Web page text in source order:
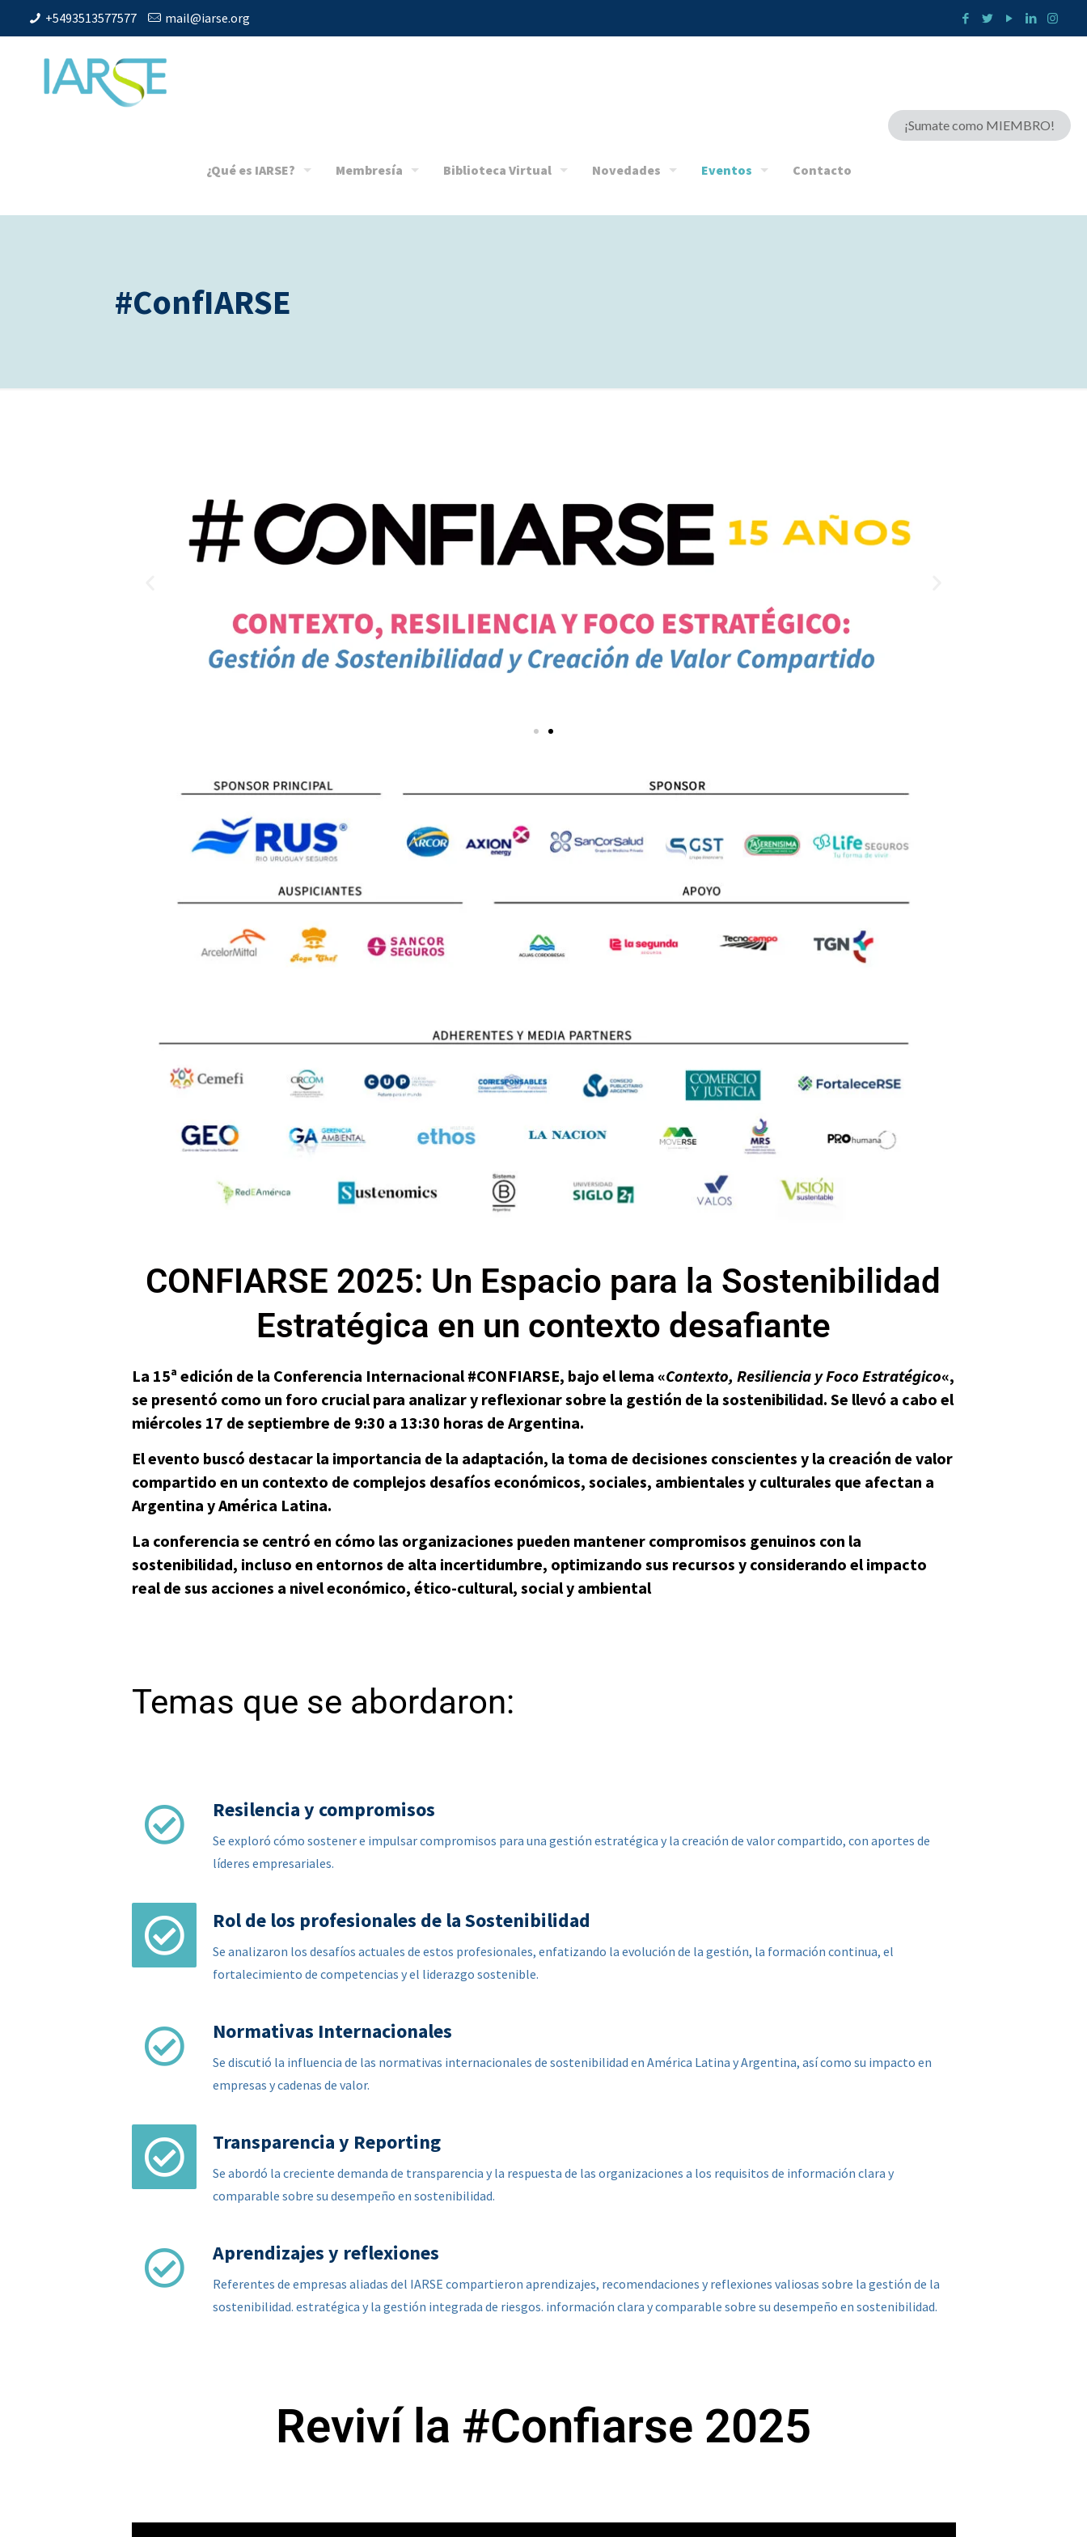
+5493513577577 mail@iarse.org
¿Qué es IARSE? Membresía Biblioteca Virtual Novedades Eventos Contacto
¡Sumate como MIEMBRO!
#ConfIARSE
CONFIARSE 2025: Un Espacio para la Sostenibilidad
Estratégica en un contexto desafiante
La 15ª edición de la Conferencia Internacional #CONFIARSE, bajo el lema «Contexto, Resiliencia y Foco Estratégico«,
se presentó como un foro crucial para analizar y reflexionar sobre la gestión de la sostenibilidad. Se llevó a cabo el
miércoles 17 de septiembre de 9:30 a 13:30 horas de Argentina.
El evento buscó destacar la importancia de la adaptación, la toma de decisiones conscientes y la creación de valor
compartido en un contexto de complejos desafíos económicos, sociales, ambientales y culturales que afectan a
Argentina y América Latina.
La conferencia se centró en cómo las organizaciones pueden mantener compromisos genuinos con la
sostenibilidad, incluso en entornos de alta incertidumbre, optimizando sus recursos y considerando el impacto
real de sus acciones a nivel económico, ético-cultural, social y ambiental
Temas que se abordaron:
Resilencia y compromisos
Se exploró cómo sostener e impulsar compromisos para una gestión estratégica y la creación de valor compartido, con aportes de
líderes empresariales.
Rol de los profesionales de la Sostenibilidad
Se analizaron los desafíos actuales de estos profesionales, enfatizando la evolución de la gestión, la formación continua, el
fortalecimiento de competencias y el liderazgo sostenible.
Normativas Internacionales
Se discutió la influencia de las normativas internacionales de sostenibilidad en América Latina y Argentina, así como su impacto en
empresas y cadenas de valor.
Transparencia y Reporting
Se abordó la creciente demanda de transparencia y la respuesta de las organizaciones a los requisitos de información clara y
comparable sobre su desempeño en sostenibilidad.
Aprendizajes y reflexiones
Referentes de empresas aliadas del IARSE compartieron aprendizajes, recomendaciones y reflexiones valiosas sobre la gestión de la
sostenibilidad. estratégica y la gestión integrada de riesgos. información clara y comparable sobre su desempeño en sostenibilidad.
Reviví la #Confiarse 2025